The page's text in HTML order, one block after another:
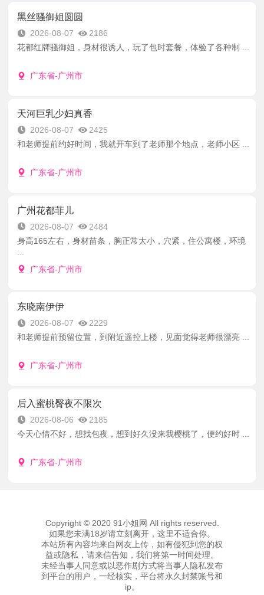
黑丝骚御姐圆圆
2026-08-07
2186
花都红牌骚御姐，身材很诱人，玩了包时套餐，体验了各种制 ...
广东省-广州市
天河巨乳少妇真香
2026-08-07
2425
和老师提前约好时间，我就开车到了老师那个地点，老师小区 ...
广东省-广州市
广州花都菲儿
2026-08-07
2484
身高165左右，身材苗条，胸正常大小，穴紧，住公寓楼，环境
广东省-广州市
东晓南伊伊
2026-08-07
2229
和老师提前预留位置，到附近遥控上楼，见面觉得老师很漂亮 ...
广东省-广州市
后入蜜桃臀夜不限次
2026-08-06
2185
今天心情不好，想找包夜，想到好久没来我樱桃了，便约好时 ...
广东省-广州市
Copyright © 2020 91小姐网 All rights reserved.
如果您未满18岁请立刻离开，这里不适合你。
本站所有內容均来自网友上传，如有侵犯到您的权
益或隐私，请来信告知，我们将第一时间处理。
未经当事人同意或以恶作剧方式将当事人隐私发布
到平台的用户，一经核实，平台将永久封禁账号和
ip。